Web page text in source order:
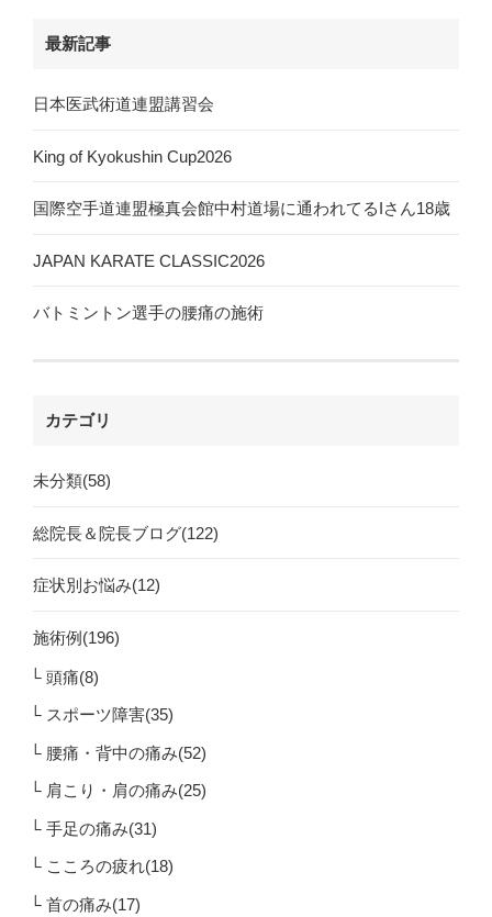
最新記事
日本医武術道連盟講習会
King of Kyokushin Cup2026
国際空手道連盟極真会館中村道場に通われてるIさん18歳
JAPAN KARATE CLASSIC2026
バトミントン選手の腰痛の施術
カテゴリ
未分類(58)
総院長＆院長ブログ(122)
症状別お悩み(12)
施術例(196)
頭痛(8)
スポーツ障害(35)
腰痛・背中の痛み(52)
肩こり・肩の痛み(25)
手足の痛み(31)
こころの疲れ(18)
首の痛み(17)